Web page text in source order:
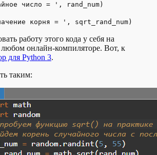
число = ', rand_num)
корня = ', sqrt_rand_num)
работу этого кода у себя на
онлайн-компиляторе. Вот, к
для Python 3.
таким: